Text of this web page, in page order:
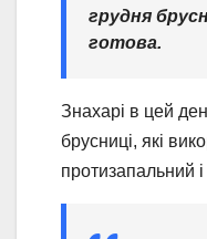
грудня
готова.
Знахарі в цей
брусниці, які
протизапальний